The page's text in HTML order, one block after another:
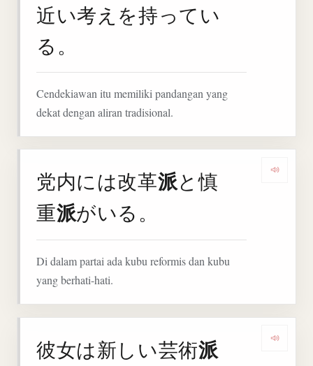
近い考えを持ってい
る。
Cendekiawan itu memiliki pandangan yang
dekat dengan aliran tradisional.
党内には改革派と慎
重派がいる。
Di dalam partai ada kubu reformis dan kubu
yang berhati-hati.
彼女は新しい芸術派